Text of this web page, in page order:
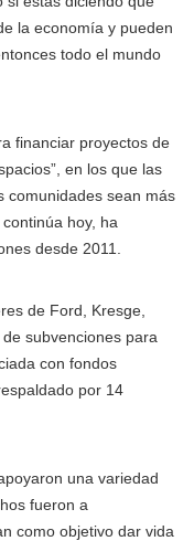
la economía y pueden
todo el mundo
financiar proyectos de
en los que las
comunidades sean más
hoy, ha
desde 2011.
de Ford, Kresge,
subvenciones para
con fondos
por 14
una variedad
fueron a
como objetivo dar vida